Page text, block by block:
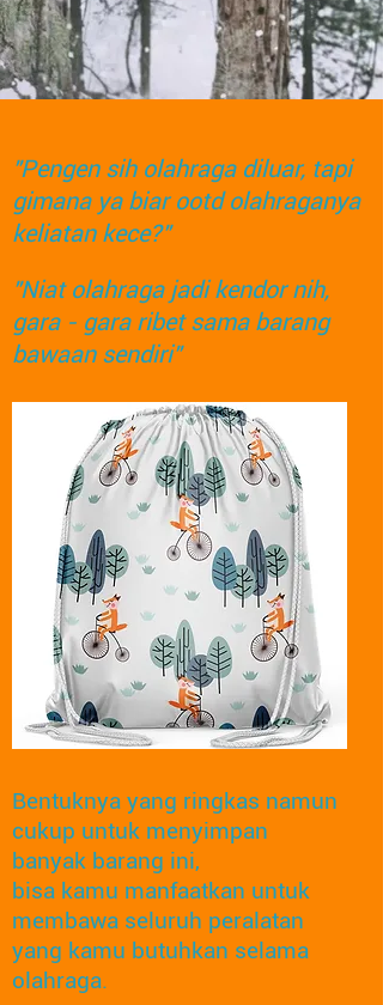
"Pengen sih olahraga diluar, tapi
gimana ya biar ootd olahraganya
keliatan kece?"
"Niat olahraga jadi kendor nih,
gara - gara ribet sama barang
bawaan sendiri"
Bentuknya yang ringkas namun
cukup untuk menyimpan
banyak barang ini,
bisa kamu manfaatkan untuk
membawa seluruh peralatan
yang kamu butuhkan selama
olahraga.